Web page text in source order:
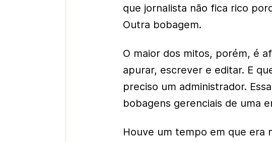
que jornalista não fica rico
Outra bobagem.
O maior dos mitos, porém, é
apurar, escrever e editar. E
preciso um administrador.
bobagens gerenciais de uma
Houve um tempo em que era